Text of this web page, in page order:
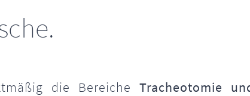
die Bereiche Tracheotomie